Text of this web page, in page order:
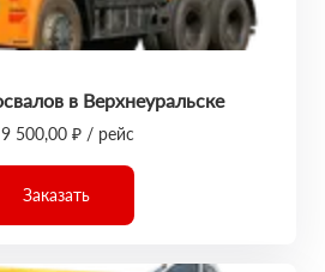
в Верхнеуральске
500,00 ₽ / рейс
Заказать